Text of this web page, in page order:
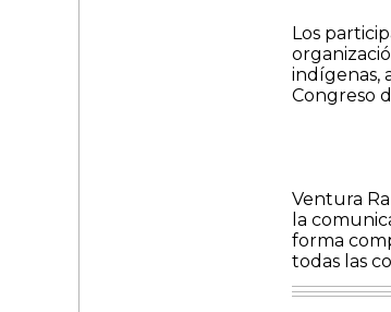
Los
indígenas,
Congreso
Ventura
la
forma
todas las